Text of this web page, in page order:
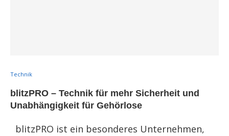
Technik
blitzPRO – Technik für mehr Sicherheit und
Unabhängigkeit für Gehörlose
blitzPRO ist ein besonderes Unternehmen,